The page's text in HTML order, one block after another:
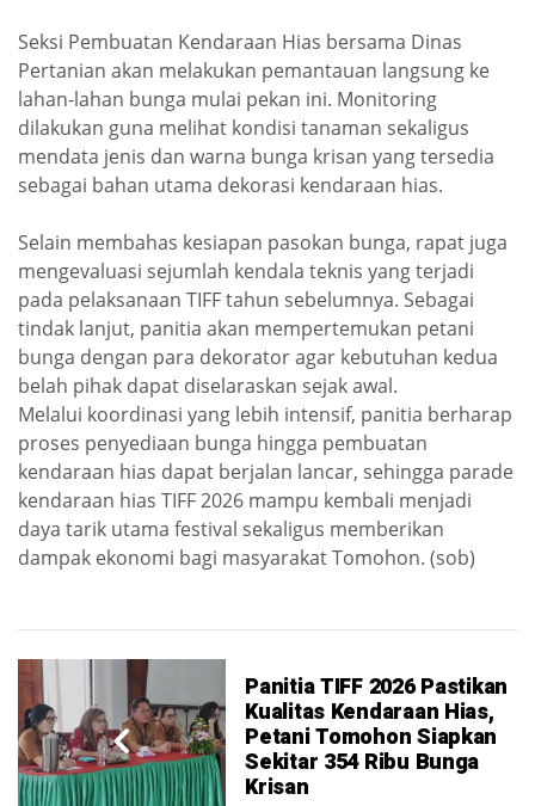
Seksi Pembuatan Kendaraan Hias bersama Dinas
Pertanian akan melakukan pemantauan langsung ke
lahan-lahan bunga mulai pekan ini. Monitoring
dilakukan guna melihat kondisi tanaman sekaligus
mendata jenis dan warna bunga krisan yang tersedia
sebagai bahan utama dekorasi kendaraan hias.
Selain membahas kesiapan pasokan bunga, rapat juga
mengevaluasi sejumlah kendala teknis yang terjadi
pada pelaksanaan TIFF tahun sebelumnya. Sebagai
tindak lanjut, panitia akan mempertemukan petani
bunga dengan para dekorator agar kebutuhan kedua
belah pihak dapat diselaraskan sejak awal.
Melalui koordinasi yang lebih intensif, panitia berharap
proses penyediaan bunga hingga pembuatan
kendaraan hias dapat berjalan lancar, sehingga parade
kendaraan hias TIFF 2026 mampu kembali menjadi
daya tarik utama festival sekaligus memberikan
dampak ekonomi bagi masyarakat Tomohon. (sob)
Panitia TIFF 2026 Pastikan
Kualitas Kendaraan Hias,
Petani Tomohon Siapkan
Sekitar 354 Ribu Bunga
Krisan